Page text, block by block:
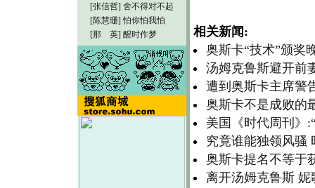
[张信哲] 舍不得对不起
[陈慧珊] 怕你怕我怕
[那 英] 醒时作梦
相关新闻:
奥斯卡“技术”颁奖
汤姆克鲁斯避开前
遭到奥斯卡主席警
奥斯卡不是成败的
美国《时代周刊》
究竟谁能独领风骚
奥斯卡提名不等于
离开汤姆克鲁斯